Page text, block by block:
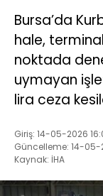
Bursa’da
hale,
noktada
uymayan
lira ceza
Giriş: 14-05-2026
Güncelleme: 14-05-
Kaynak: İHA